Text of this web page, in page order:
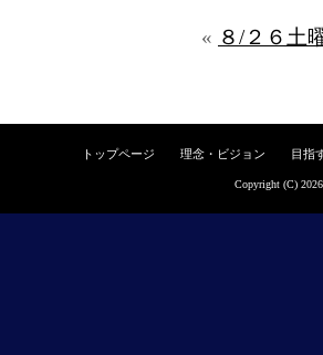
« ８/２６
トップページ 理念・ビジョン 目指
Copyright (C)